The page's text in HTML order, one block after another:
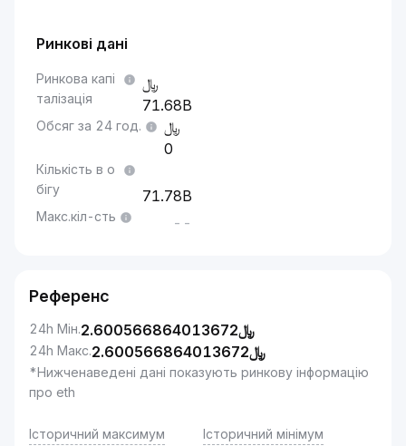
Ринкові дані
Ринкова капі
талізація
71.68B
Обсяг за 24 год.
0
Кількість в о
бігу
71.78B
Макс.кіл-сть --
Референс
24h Мін. ﷼2.600566864013672
24h Макс. ﷼2.600566864013672
*Нижченаведені дані показують ринкову інформацію
про eth
Історичний максимум Історичний мінімум